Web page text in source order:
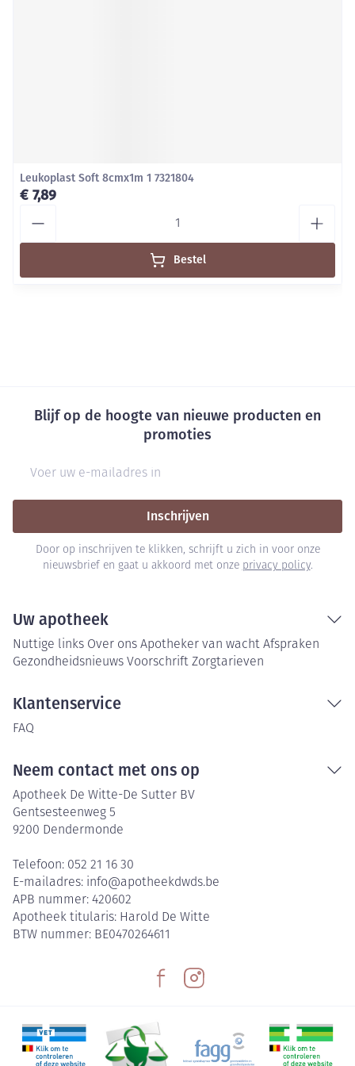
Leukoplast Soft 8cmx1m 1 7321804
€ 7,89
Bestel
Blijf op de hoogte van nieuwe producten en
promoties
Inschrijven
Door op inschrijven te klikken, schrijft u zich in voor onze
nieuwsbrief en gaat u akkoord met onze privacy policy.
Uw apotheek
Nuttige links Over ons Apotheker van wacht Afspraken
Gezondheidsnieuws Voorschrift Zorgtarieven
Klantenservice
FAQ
Neem contact met ons op
Apotheek De Witte-De Sutter BV
Gentsesteenweg 5
9200 Dendermonde
Telefoon: 052 21 16 30
E-mailadres: info@apotheekdwds.be
APB nummer: 420602
Apotheek titularis: Harold De Witte
BTW nummer: BE0470264611